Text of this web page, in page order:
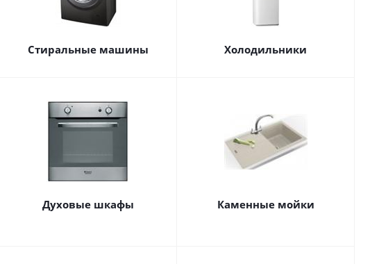
Стиральные машины Холодильники
Духовые шкафы Каменные мойки